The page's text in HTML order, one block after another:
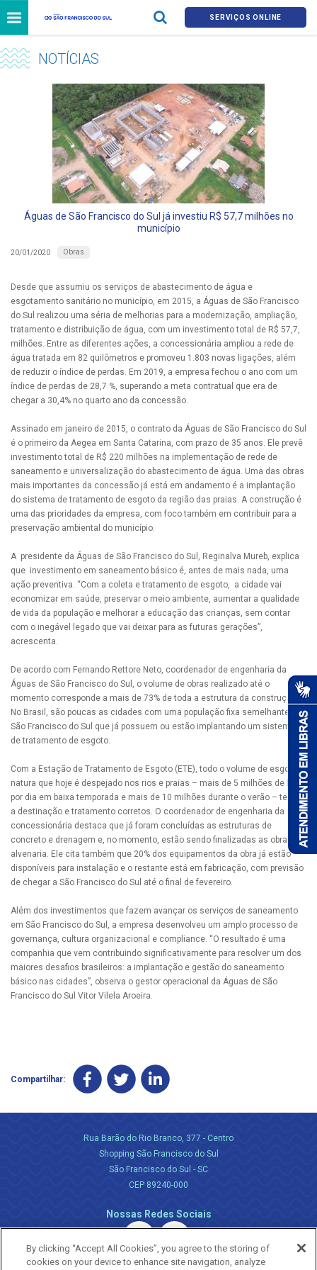
SERVIÇOS ONLINE
NOTÍCIAS
Águas de São Francisco do Sul já investiu R$ 57,7 milhões no
município
20/01/2020 Obras
Desde que assumiu os serviços de abastecimento de água e
esgotamento sanitário no município, em 2015, a Águas de São Francisco
do Sul realizou uma séria de melhorias para a modernização, ampliação,
tratamento e distribuição de água, com um investimento total de R$ 57,7,
milhões. Entre as diferentes ações, a concessionária ampliou a rede de
água tratada em 82 quilômetros e promoveu 1.803 novas ligações, além
de reduzir o índice de perdas. Em 2019, a empresa fechou o ano com um
índice de perdas de 28,7 %, superando a meta contratual que era de
chegar a 30,4% no quarto ano da concessão.
Assinado em janeiro de 2015, o contrato da Águas de São Francisco do Sul
é o primeiro da Aegea em Santa Catarina, com prazo de 35 anos. Ele prevê
investimento total de R$ 220 milhões na implementação de rede de
saneamento e universalização do abastecimento de água. Uma das obras
mais importantes da concessão já está em andamento é a implantação
do sistema de tratamento de esgoto da região das praias. A construção é
uma das prioridades da empresa, com foco também em contribuir para a
preservação ambiental do município.
A presidente da Águas de São Francisco do Sul, Reginalva Mureb, explica
que investimento em saneamento básico é, antes de mais nada, uma
ação preventiva. “Com a coleta e tratamento de esgoto, a cidade vai
economizar em saúde, preservar o meio ambiente, aumentar a qualidade
de vida da população e melhorar a educação das crianças, sem contar
com o inegável legado que vai deixar para as futuras gerações”,
acrescenta.
De acordo com Fernando Rettore Neto, coordenador de engenharia da
Águas de São Francisco do Sul, o volume de obras realizado até o
momento corresponde a mais de 73% de toda a estrutura da construção.
No Brasil, são poucas as cidades com uma população fixa semelhante a
São Francisco do Sul que já possuem ou estão implantando um sistema
de tratamento de esgoto.
Com a Estação de Tratamento de Esgoto (ETE), todo o volume de esgoto in
natura que hoje é despejado nos rios e praias – mais de 5 milhões de litros
por dia em baixa temporada e mais de 10 milhões durante o verão – terão
a destinação e tratamento corretos. O coordenador de engenharia da
concessionária destaca que já foram concluídas as estruturas de
concreto e drenagem e, no momento, estão sendo finalizadas as obras de
alvenaria. Ele cita também que 20% dos equipamentos da obra já estão
disponíveis para instalação e o restante está em fabricação, com previsão
de chegar a São Francisco do Sul até o final de fevereiro.
Além dos investimentos que fazem avançar os serviços de saneamento
em São Francisco do Sul, a empresa desenvolveu um amplo processo de
governança, cultura organizacional e compliance. “O resultado é uma
companhia que vem contribuindo significativamente para resolver um dos
maiores desafios brasileiros: a implantação e gestão do saneamento
básico nas cidades”, observa o gestor operacional da Águas de São
Francisco do Sul Vitor Vilela Aroeira.
Compartilhar:
Rua Barão do Rio Branco, 377 - Centro
Shopping São Francisco do Sul
São Francisco do Sul - SC
CEP 89240-000
Nossas Redes Sociais
By clicking “Accept All Cookies”, you agree to the storing of
cookies on your device to enhance site navigation, analyze